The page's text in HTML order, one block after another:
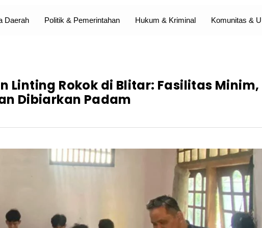
Daerah Politik & Pemerintahan Hukum & Kriminal Komunitas &
Linting Rokok di Blitar: Fasilitas Minim,
Dibiarkan Padam